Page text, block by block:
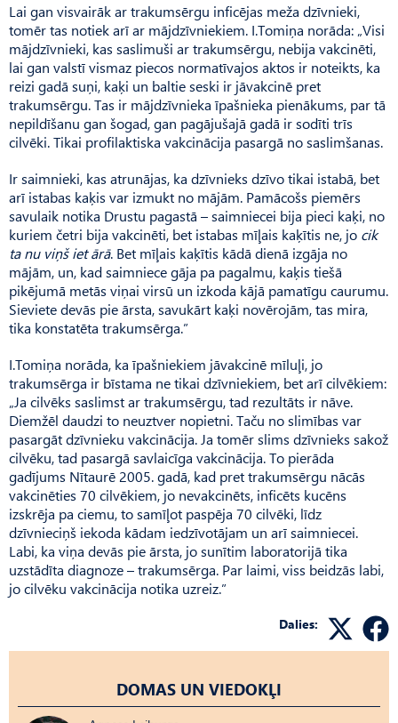
Lai gan visvairāk ar trakumsērgu inficējas meža dzīvnieki,
tomēr tas notiek arī ar mājdzīvniekiem. I.Tomiņa norāda: „Visi
mājdzīvnieki, kas saslimuši ar trakumsērgu, nebija vakcinēti,
lai gan valstī vismaz piecos normatīvajos aktos ir noteikts, ka
reizi gadā suņi, kaķi un baltie seski ir jāvakcinē pret
trakumsērgu. Tas ir mājdzīvnieka īpašnieka pienākums, par tā
nepildīšanu gan šogad, gan pagājušajā gadā ir sodīti trīs
cilvēki. Tikai profilaktiska vakcinācija pasargā no saslimšanas.
Ir saimnieki, kas atrunājas, ka dzīvnieks dzīvo tikai istabā, bet
arī istabas kaķis var izmukt no mājām. Pamācošs piemērs
savulaik notika Drustu pagastā – saimniecei bija pieci kaķi, no
kuriem četri bija vakcinēti, bet istabas mīļais kaķītis ne, jo cik
ta nu viņš iet ārā. Bet mīļais kaķītis kādā dienā izgāja no
mājām, un, kad saimniece gāja pa pagalmu, kaķis tiešā
pikējumā metās viņai virsū un izkoda kājā pamatīgu caurumu.
Sieviete devās pie ārsta, savukārt kaķi novērojām, tas mira,
tika konstatēta trakumsērga.”
I.Tomiņa norāda, ka īpašniekiem jāvakcinē mīluļi, jo
trakumsērga ir bīstama ne tikai dzīvniekiem, bet arī cilvēkiem:
„Ja cilvēks saslimst ar trakumsērgu, tad rezultāts ir nāve.
Diemžēl daudzi to neuztver nopietni. Taču no slimības var
pasargāt dzīvnieku vakcinācija. Ja tomēr slims dzīvnieks sakož
cilvēku, tad pasargā savlaicīga vakcinācija. To pierāda
gadījums Nītaurē 2005. gadā, kad pret trakumsērgu nācās
vakcinēties 70 cilvēkiem, jo nevakcinēts, inficēts kucēns
izskrēja pa ciemu, to samīļot paspēja 70 cilvēki, līdz
dzīvnieciņš iekoda kādam iedzīvotājam un arī saimniecei.
Labi, ka viņa devās pie ārsta, jo sunītim laboratorijā tika
uzstādīta diagnoze – trakumsērga. Par laimi, viss beidzās labi,
jo cilvēku vakcinācija notika uzreiz.”
Dalies:
DOMAS UN VIEDOKĻI